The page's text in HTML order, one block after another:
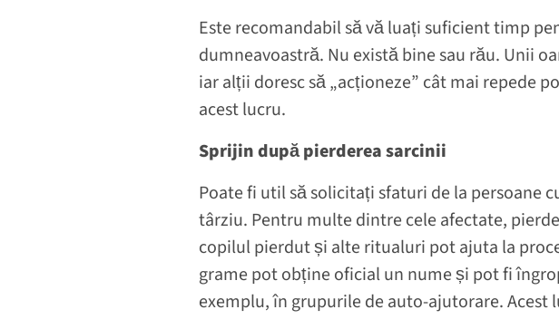
Este recomandabil să vă luați suficient timp
dumneavoastră. Nu există bine sau rău. Unii
iar alții doresc să „acționeze” cât mai repede
acest lucru.
Sprijin după pierderea sarcinii
Poate fi util să solicitați sfaturi de la persoane
târziu. Pentru multe dintre cele afectate,
copilul pierdut și alte ritualuri pot ajuta la
grame pot obține oficial un nume și pot fi
exemplu, în grupurile de auto-ajutorare. Acest